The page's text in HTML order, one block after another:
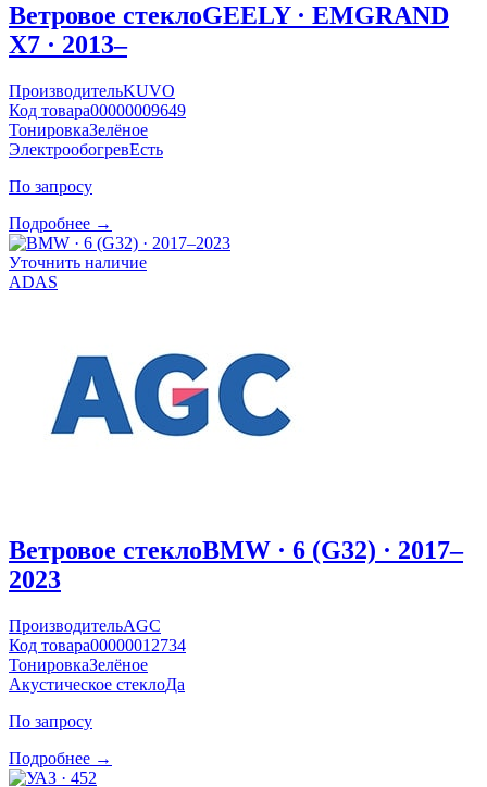
Ветровое стеклоGEELY · EMGRAND
X7 · 2013–
ПроизводительKUVO
Код товара00000009649
ТонировкаЗелёное
ЭлектрообогревЕсть
По запросу
Подробнее →
Уточнить наличие
ADAS
Ветровое стеклоBMW · 6 (G32) · 2017–
2023
ПроизводительAGC
Код товара00000012734
ТонировкаЗелёное
Акустическое стеклоДа
По запросу
Подробнее →